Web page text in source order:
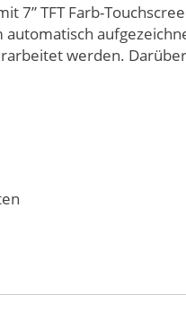
7” TFT Farb-
werden.